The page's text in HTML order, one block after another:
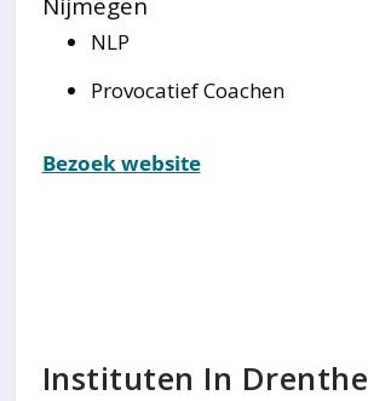
Nijmegen
NLP
Provocatief Coachen
Bezoek website
Instituten In Drenthe